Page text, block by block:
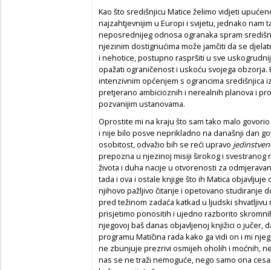
Kao što središnjicu Matice želimo vidjeti
najzahtjevnijim u Europi i svijetu, jednako nam
neposrednijeg odnosa ogranaka spram
njezinim dostignućima može jamčiti da se
i nehotice, postupno raspršiti u sve
opažati ograničenost i uskoću svojega obzorja.
intenzivnim općenjem s ograncima središnjica
pretjerano ambicioznih i nerealnih planova i
pozvanijim ustanovama.
Oprostite mi na kraju što sam tako malo
i nije bilo posve neprikladno na današnji dan
osobitost, odvažio bih se reći upravo
prepozna u njezinoj misiji širokog i svestranog
života i duha nacije u otvorenosti za
tada i ova i ostale knjige što ih Matica
njihovo pažljivo čitanje i opetovano studiranje
pred težinom zadaća katkad u ljudski
prisjetimo ponositih i ujedno razborito
njegovoj baš danas objavljenoj knjižici o jučer,
programu Matičina rada kako ga vidi on i mi
ne zbunjuje prezrivi osmijeh oholih i moćnih,
nas se ne traži nemoguće, nego samo ona